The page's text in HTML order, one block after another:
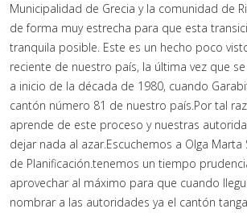
Municipalidad de Grecia y la comunidad de
de forma muy estrecha para que esta
tranquila posible. Este es un hecho poco
reciente de nuestro país, la última vez que
a inicio de la década de 1980, cuando
cantón número 81 de nuestro país.Por tal
aprende de este proceso y nuestras
dejar nada al azar.Escuchemos a Olga Marta
de Planificación.tenemos un tiempo
aprovechar al máximo para que cuando
nombrar a las autoridades ya el cantón